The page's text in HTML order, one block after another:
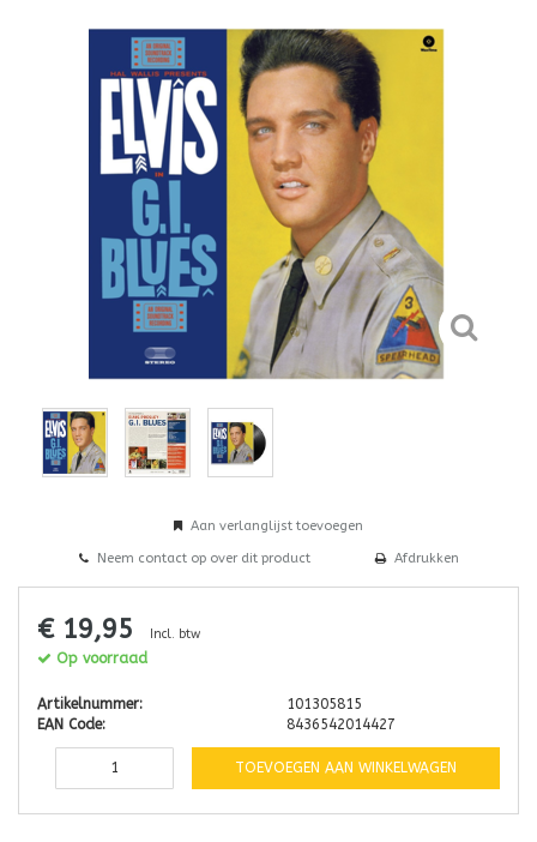
Aan verlanglijst toevoegen
Neem contact op over dit product Afdrukken
€ 19,95 Incl. btw
Op voorraad
Artikelnummer:
101305815
EAN Code:
8436542014427
TOEVOEGEN AAN WINKELWAGEN